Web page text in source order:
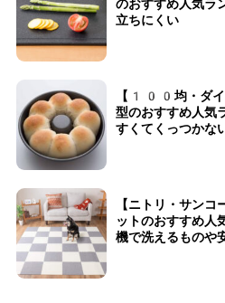
のおすすめ人気
立ちにくい
【100均・ダイ
型のおすすめ人
すくてくっつかな
【ニトリ・サン
ットのおすすめ
機で洗えるものや